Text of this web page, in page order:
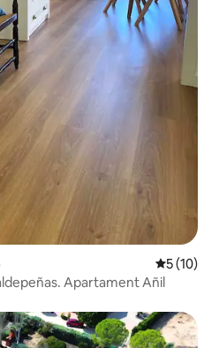
レビュー
5 (10)
Apartament Añil